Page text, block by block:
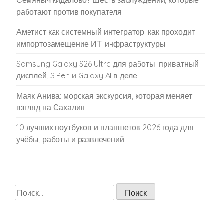
работают против покупателя
Аметист как системный интегратор: как проходит
импортозамещение ИТ-инфраструктуры
Samsung Galaxy S26 Ultra для работы: приватный
дисплей, S Pen и Galaxy AI в деле
Маяк Анива: морская экскурсия, которая меняет
взгляд на Сахалин
10 лучших ноутбуков и планшетов 2026 года для
учёбы, работы и развлечений
Найти: